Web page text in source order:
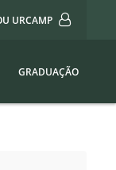
URCAMP
(Portal)
GRADUAÇÃO